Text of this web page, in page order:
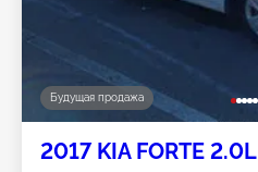
Будущая продажа
2017 KIA FORTE 2.0L